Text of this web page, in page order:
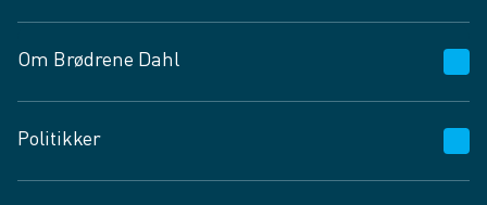
Om Brødrene Dahl
Vagttelefon 30 10 89 89
Spørgsmål og svar
Politikker